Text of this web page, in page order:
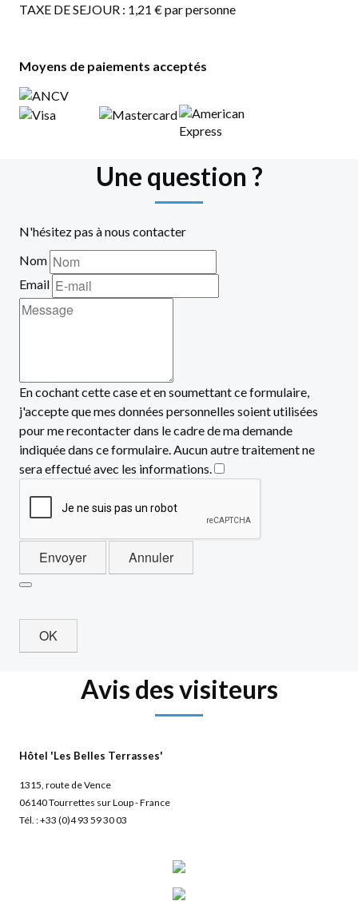
TAXE DE SEJOUR : 1,21 € par personne
Moyens de paiements acceptés
Une question ?
N'hésitez pas à nous contacter
Nom
Email
En cochant cette case et en soumettant ce formulaire,
j'accepte que mes données personnelles soient utilisées
pour me recontacter dans le cadre de ma demande
indiquée dans ce formulaire. Aucun autre traitement ne
sera effectué avec les informations.
Envoyer Annuler
OK
Avis des visiteurs
Hôtel 'Les Belles Terrasses'
1315, route de Vence
06140 Tourrettes sur Loup - France
Tél. : +33 (0)4 93 59 30 03